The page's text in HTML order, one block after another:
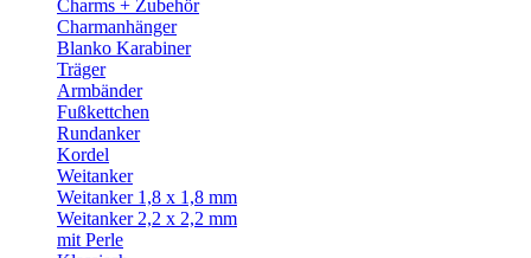
Charms + Zubehör
Charmanhänger
Blanko Karabiner
Träger
Armbänder
Fußkettchen
Rundanker
Kordel
Weitanker
Weitanker 1,8 x 1,8 mm
Weitanker 2,2 x 2,2 mm
mit Perle